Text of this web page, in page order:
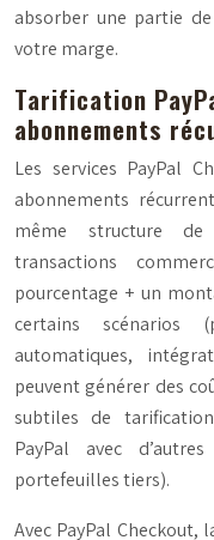
absorber une partie
votre marge.
Tarification
abonnements
Les services PayPal
abonnements
même structure
transactions
pourcentage + un
certains scénarios
automatiques,
peuvent générer des
subtiles de
PayPal avec
portefeuilles tiers).
Avec PayPal